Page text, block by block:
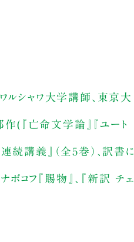
ルシャワ大学講師、東京大
(『亡命文学論』『ユート
続講義』（全5巻）、訳書に
ボコフ『賜物』、『新訳 チェ